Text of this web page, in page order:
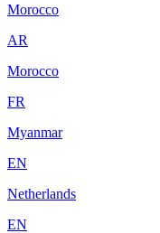
Morocco
AR
Morocco
FR
Myanmar
EN
Netherlands
EN